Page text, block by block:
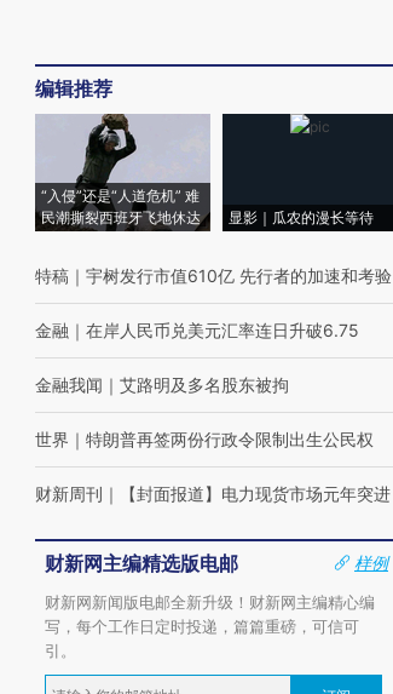
编辑推荐
“入侵”还是“人道危机” 难
民潮撕裂西班牙飞地休达
显影｜瓜农的漫长等待
特稿 ｜ 宇树发行市值610亿 先行者的加速和考验
金融 ｜ 在岸人民币兑美元汇率连日升破6.75
金融我闻 ｜ 艾路明及多名股东被拘
世界 ｜ 特朗普再签两份行政令限制出生公民权
财新周刊 ｜ 【封面报道】电力现货市场元年突进
财新网主编精选版电邮
样例
财新网新闻版电邮全新升级！财新网主编精心编
写，每个工作日定时投递，篇篇重磅，可信可
引。